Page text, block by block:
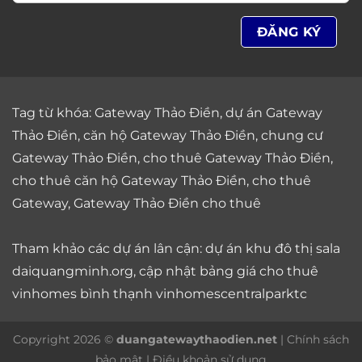
Tag từ khóa: Gateway Thảo Điền, dự án Gateway
Thảo Điền, căn hộ Gateway Thảo Điền, chung cư
Gateway Thảo Điền, cho thuê Gateway Thảo Điền,
cho thuê căn hộ Gateway Thảo Điền, cho thuê
Gateway, Gateway Thảo Điền cho thuê
Tham khảo các dự án lân cận: dự án khu đô thị sala
daiquangminh.org, cập nhật bảng giá cho thuê
vinhomes bình thạnh vinhomescentralparktc
Copyright 2026 © duangatewaythaodien.net | Chính sách